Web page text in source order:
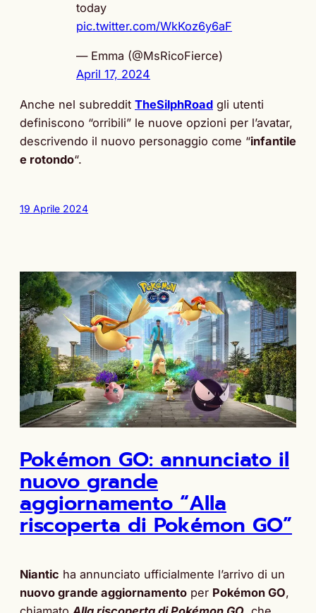
today
pic.twitter.com/WkKoz6y6aF
— Emma (@MsRicoFierce)
April 17, 2024
Anche nel subreddit TheSilphRoad gli utenti
definiscono “orribili” le nuove opzioni per l’avatar,
descrivendo il nuovo personaggio come “infantile
e rotondo“.
19 Aprile 2024
Pokémon GO: annunciato il
nuovo grande
aggiornamento “Alla
riscoperta di Pokémon GO”
Niantic ha annunciato ufficialmente l’arrivo di un
nuovo grande aggiornamento per Pokémon GO,